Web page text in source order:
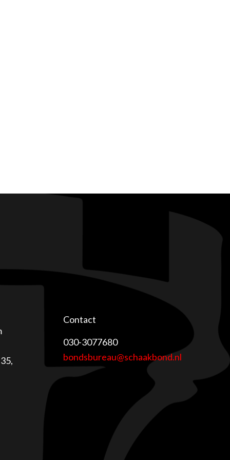
Contact
030-3077680
bondsbureau@schaakbond.nl